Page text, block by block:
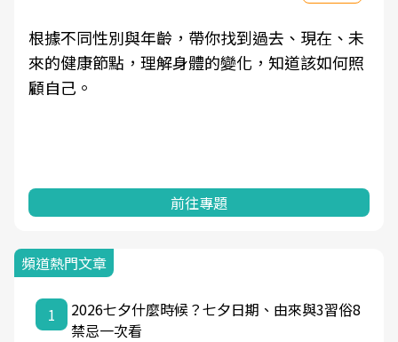
根據不同性別與年齡，帶你找到過去、現在、未
來的健康節點，理解身體的變化，知道該如何照
顧自己。
前往專題
頻道熱門文章
1
2026七夕什麼時候？七夕日期、由來與3習俗8
禁忌一次看